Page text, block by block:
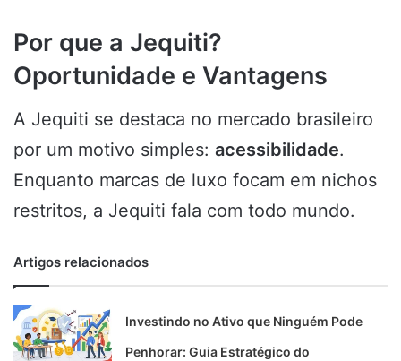
Por que a Jequiti?
Oportunidade e Vantagens
A Jequiti se destaca no mercado brasileiro
por um motivo simples: acessibilidade.
Enquanto marcas de luxo focam em nichos
restritos, a Jequiti fala com todo mundo.
Artigos relacionados
Investindo no Ativo que Ninguém Pode
Penhorar: Guia Estratégico do